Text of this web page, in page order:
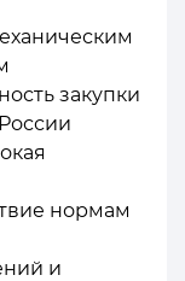
закупки
нормам
и